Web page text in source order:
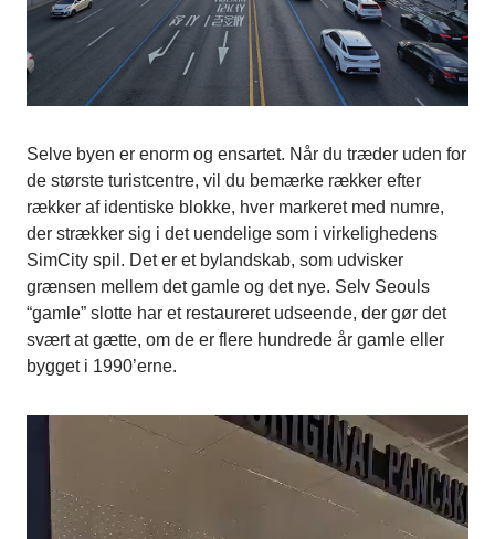
Selve byen er enorm og ensartet. Når du træder uden for
de største turistcentre, vil du bemærke rækker efter
rækker af identiske blokke, hver markeret med numre,
der strækker sig i det uendelige som i virkelighedens
SimCity spil. Det er et bylandskab, som udvisker
grænsen mellem det gamle og det nye. Selv Seouls
“gamle” slotte har et restaureret udseende, der gør det
svært at gætte, om de er flere hundrede år gamle eller
bygget i 1990’erne.